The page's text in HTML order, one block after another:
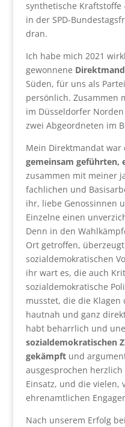
synthetische Kraftstoffe
in der SPD-
dran.
Ich habe mich 2021
gewonnene
Süden, für uns als
persönlich. Zusammen
im Düsseldorfer
zwei Abgeordneten im
Mein Direktmandat war
gemeinsam geführten,
zusammen mit meiner
fachlichen und
ihr, liebe Genossinnen
Einzelne einen
Denn in den
Ort getroffen,
sozialdemokratischen
ihr wart es, die auch
sozialdemokratische
musstet, die die
hautnah und ganz
habt beharrlich und
sozialdemokratischen
gekämpftund
ausgesprochen
Einsatz, und die vielen,
ehrenamtlichen
Nach unserem Erfolg